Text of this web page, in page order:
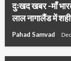
दुःखद खबर -माँ
लाल नागालैंड में
Pahad Samvad